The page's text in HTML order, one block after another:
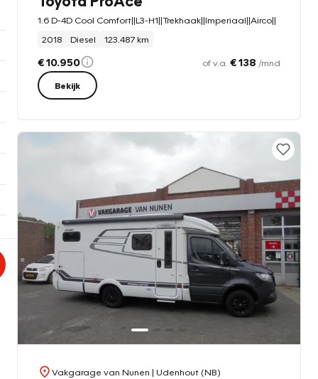
1.6 D-4D Cool Comfort||L3-H1||Trekhaak||Imperiaal||Airco||
2018
Diesel 123.487 km
€ 10.950 of v.a. € 138 /mnd
Bekijk
Vakgarage van Nunen | Udenhout (NB)